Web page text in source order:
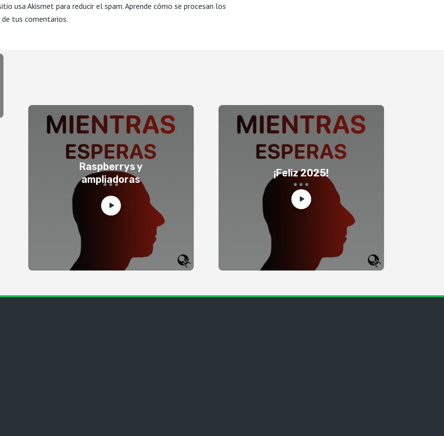
usa Akismet para reducir el spam.Aprende cómo se procesan los
tus comentarios.
Raspberrys y
ampliadoras
¡Feliz 2025!